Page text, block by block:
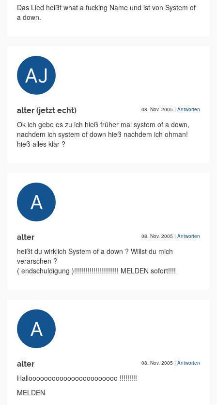
Das Lied heißt what a fucking Name und ist von System of
a down.
alter (jetzt echt) 08. Nov. 2005 | Antworten
Ok ich gebe es zu ich hieß früher mal system of a down,
nachdem ich system of down hieß nachdem ich ohman!
hieß alles klar ?
alter 08. Nov. 2005 | Antworten
heißt du wirklich System of a down ? Willst du mich
verarschen ?
( endschuldigung )!!!!!!!!!!!!!!!!!!!!!!! MELDEN sofort!!!!
alter 08. Nov. 2005 | Antworten
Hallooooooooooooooooooooooo !!!!!!!!!
MELDEN